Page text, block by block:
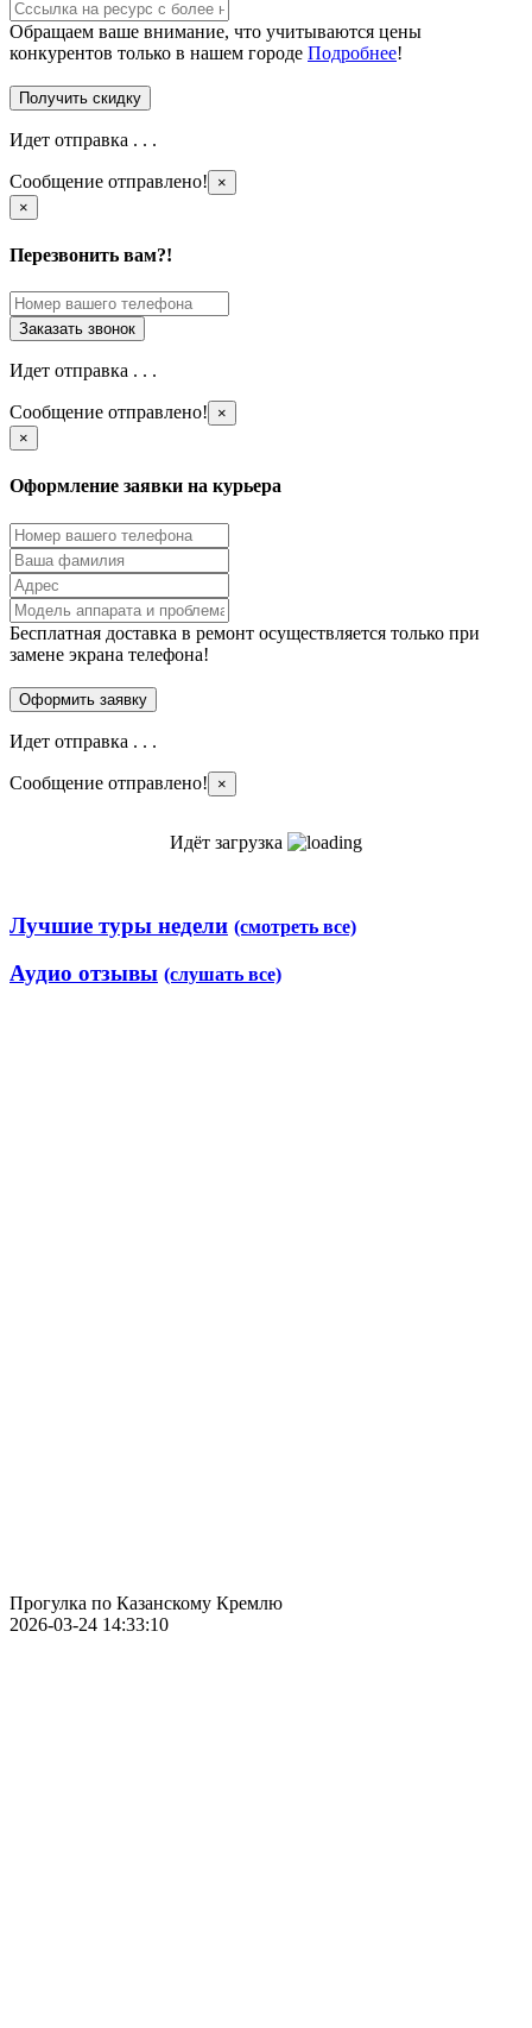
Обращаем ваше внимание, что учитываются цены
конкурентов только в нашем городе Подробнее!
Идет отправка . . .
Сообщение отправлено!
×
×
Перезвонить вам?!
Идет отправка . . .
Сообщение отправлено!
×
×
Оформление заявки на курьера
Бесплатная доставка в ремонт осуществляется только при
замене экрана телефона!
Идет отправка . . .
Сообщение отправлено! ×
Идёт загрузка
Лучшие туры недели (смотреть все)
Аудио отзывы (слушать все)
Прогулка по Казанскому Кремлю
2026-03-24 14:33:10